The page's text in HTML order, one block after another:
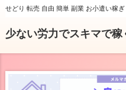
せどり 転売 自由 簡単 副業 お小遣い稼
少ない労力でスキマで稼